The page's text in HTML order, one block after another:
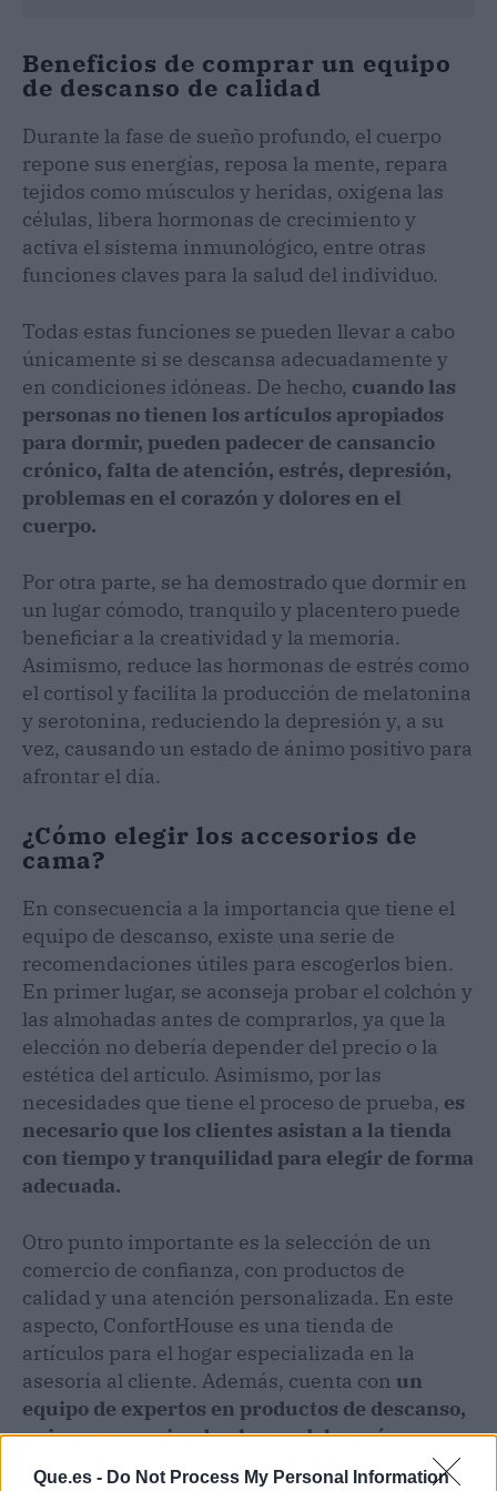
Que.es - Do Not Process My Personal Information
Beneficios de comprar un equipo
de descanso de calidad
Durante la fase de sueño profundo, el cuerpo
repone sus energías, reposa la mente, repara
tejidos como músculos y heridas, oxigena las
células, libera hormonas de crecimiento y
activa el sistema inmunológico, entre otras
funciones claves para la salud del individuo.
Todas estas funciones se pueden llevar a cabo
únicamente si se descansa adecuadamente y
en condiciones idóneas. De hecho, cuando las
personas no tienen los artículos apropiados
para dormir, pueden padecer de cansancio
crónico, falta de atención, estrés, depresión,
problemas en el corazón y dolores en el
cuerpo.
Por otra parte, se ha demostrado que dormir en
un lugar cómodo, tranquilo y placentero puede
beneficiar a la creatividad y la memoria.
Asimismo, reduce las hormonas de estrés como
el cortisol y facilita la producción de melatonina
y serotonina, reduciendo la depresión y, a su
vez, causando un estado de ánimo positivo para
afrontar el día.
¿Cómo elegir los accesorios de
cama?
En consecuencia a la importancia que tiene el
equipo de descanso, existe una serie de
recomendaciones útiles para escogerlos bien.
En primer lugar, se aconseja probar el colchón y
las almohadas antes de comprarlos, ya que la
elección no debería depender del precio o la
estética del artículo. Asimismo, por las
necesidades que tiene el proceso de prueba, es
necesario que los clientes asistan a la tienda
con tiempo y tranquilidad para elegir de forma
adecuada.
Otro punto importante es la selección de un
comercio de confianza, con productos de
calidad y una atención personalizada. En este
aspecto, ConfortHouse es una tienda de
artículos para el hogar especializada en la
asesoría al cliente. Además, cuenta con un
equipo de expertos en productos de descanso,
quienes recomiendan los modelos más
convenientes según la condición del usuario,